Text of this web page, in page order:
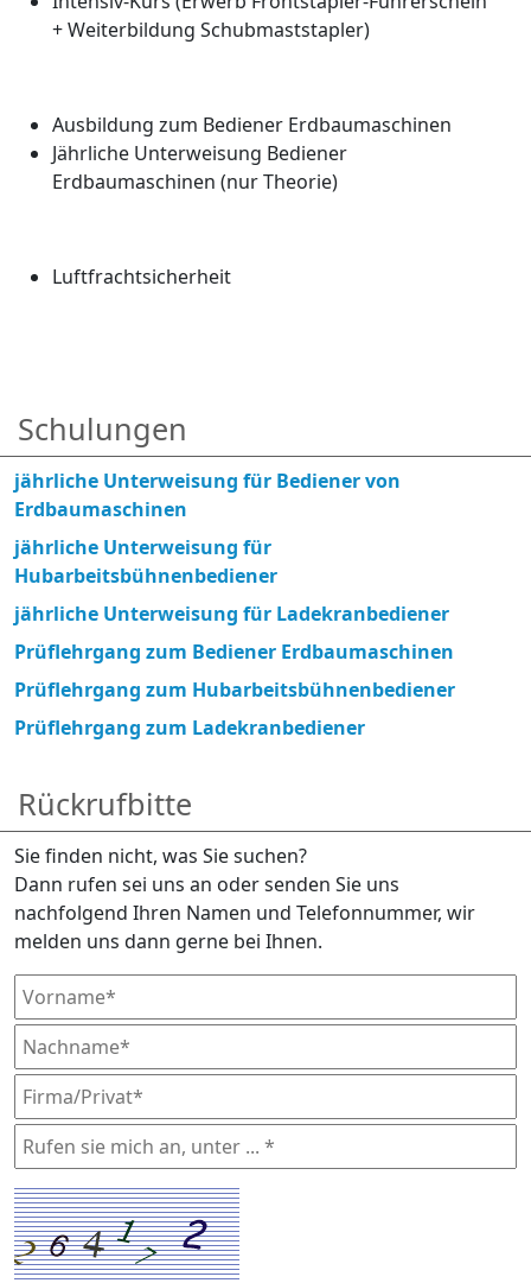
+ Weiterbildung Schubmaststapler)
Ausbildung zum Bediener Erdbaumaschinen
Jährliche Unterweisung Bediener
Erdbaumaschinen (nur Theorie)
Luftfrachtsicherheit
Schulungen
jährliche Unterweisung für Bediener von
Erdbaumaschinen
jährliche Unterweisung für
Hubarbeitsbühnenbediener
jährliche Unterweisung für Ladekranbediener
Prüflehrgang zum Bediener Erdbaumaschinen
Prüflehrgang zum Hubarbeitsbühnenbediener
Prüflehrgang zum Ladekranbediener
Rückrufbitte
Sie finden nicht, was Sie suchen?
Dann rufen sei uns an oder senden Sie uns
nachfolgend Ihren Namen und Telefonnummer, wir
melden uns dann gerne bei Ihnen.